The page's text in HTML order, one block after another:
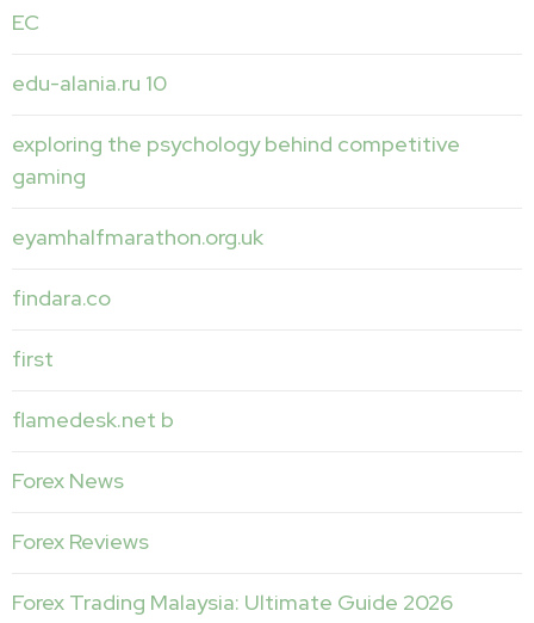
EC
edu-alania.ru 10
exploring the psychology behind competitive
gaming
eyamhalfmarathon.org.uk
findara.co
first
flamedesk.net b
Forex News
Forex Reviews
Forex Trading Malaysia: Ultimate Guide 2026